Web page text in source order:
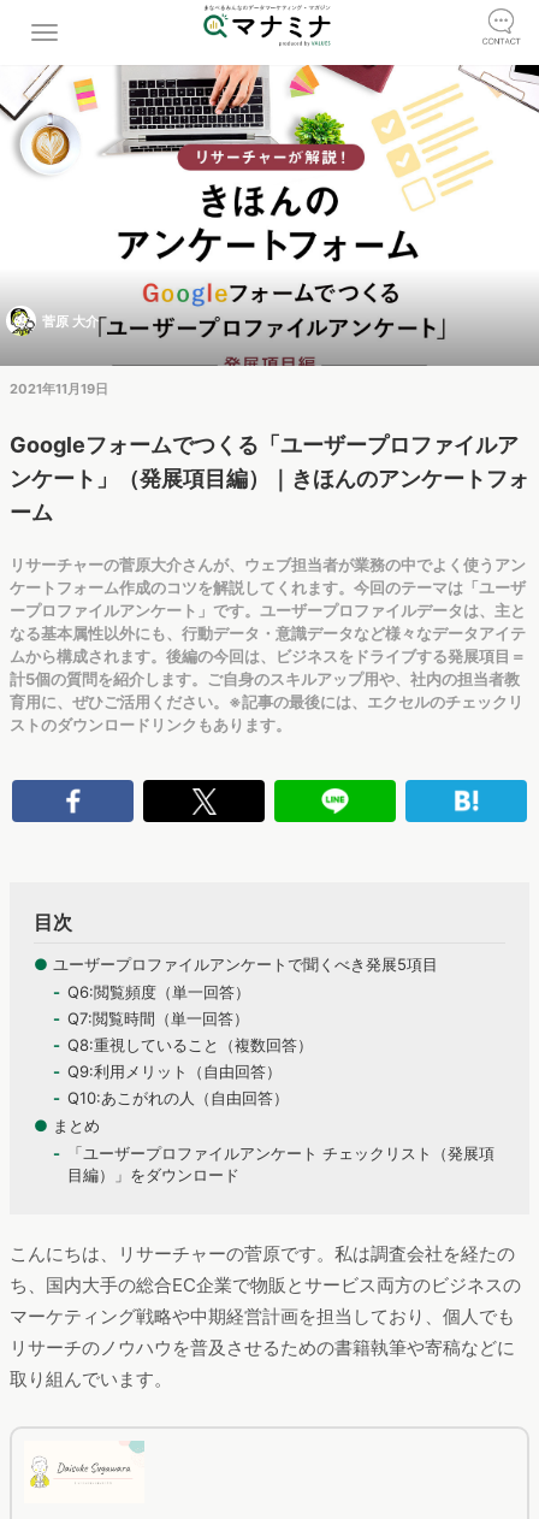
菅原 大介
2021年11月19日
Googleフォームでつくる「ユーザープロファイルア
ンケート」（発展項目編）｜きほんのアンケートフォ
ーム
リサーチャーの菅原大介さんが、ウェブ担当者が業務の中でよく使うアン
ケートフォーム作成のコツを解説してくれます。今回のテーマは「ユーザ
ープロファイルアンケート」です。ユーザープロファイルデータは、主と
なる基本属性以外にも、行動データ・意識データなど様々なデータアイテ
ムから構成されます。後編の今回は、ビジネスをドライブする発展項目＝
計5個の質問を紹介します。ご自身のスキルアップ用や、社内の担当者教
育用に、ぜひご活用ください。※記事の最後には、エクセルのチェックリ
ストのダウンロードリンクもあります。
目次
● ユーザープロファイルアンケートで聞くべき発展5項目
Q6:閲覧頻度（単一回答）
Q7:閲覧時間（単一回答）
Q8:重視していること（複数回答）
Q9:利用メリット（自由回答）
Q10:あこがれの人（自由回答）
● まとめ
「ユーザープロファイルアンケート チェックリスト（発展項
目編）」をダウンロード
こんにちは、リサーチャーの菅原です。私は調査会社を経たの
ち、国内大手の総合EC企業で物販とサービス両方のビジネスの
マーケティング戦略や中期経営計画を担当しており、個人でも
リサーチのノウハウを普及させるための書籍執筆や寄稿などに
取り組んでいます。